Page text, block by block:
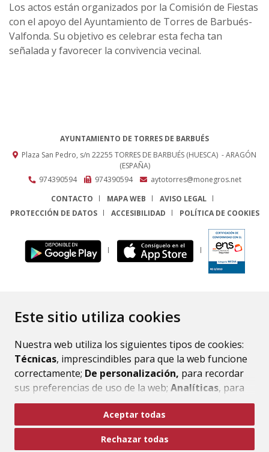
Este sitio utiliza cookies
Nuestra web utiliza los siguientes tipos de cookies:
Técnicas, imprescindibles para que la web funcione
correctamente; De personalización, para recordar
sus preferencias de uso de la web; Analíticas, para
mejorar el funcionamiento de la web y sus servicios.
Si acepta pulsando el botón“Aceptar todas”
consideramos que acepta su uso. Si pulsa el botón
Aceptar todas
Rechazar todas
Los actos están organizados por la Comisión de Fiestas
con el apoyo del Ayuntamiento de Torres de Barbués-
Valfonda. Su objetivo es celebrar esta fecha tan
señalada y favorecer la convivencia vecinal.
AYUNTAMIENTO DE TORRES DE BARBUÉS
Plaza San Pedro, s/n 22255 TORRES DE BARBUÉS (HUESCA) - ARAGÓN
(ESPAÑA)
974390594
974390594
aytotorres@monegros.net
CONTACTO
MAPA WEB
AVISO LEGAL
PROTECCIÓN DE DATOS
ACCESIBILIDAD POLÍTICA DE COOKIES